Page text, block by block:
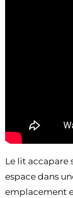
Le lit accapare
espace dans
emplacement